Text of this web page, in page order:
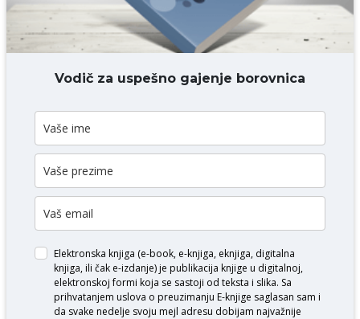
DODAJ KOMENTAR
Vodič za uspešno gajenje borovnica
Elektronska knjiga (e-book, e-knjiga, eknjiga, digitalna
knjiga, ili čak e-izdanje) je publikacija knjige u digitalnoj,
elektronskoj formi koja se sastoji od teksta i slika. Sa
prihvatanjem uslova o preuzimanju E-knjige saglasan sam i
da svake nedelje svoju mejl adresu dobijam najvažnije